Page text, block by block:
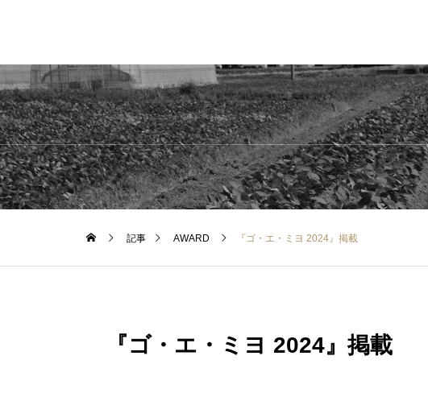
記事 AWARD 『ゴ・エ・ミヨ 2024』掲載
『ゴ・エ・ミヨ 2024』掲載